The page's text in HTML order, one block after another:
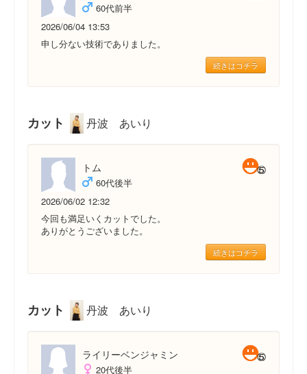
60代前半
2026/06/04 13:53
申し分ない技術でありました。
続きはコチラ
カット 丹波 あいり
トム
60代後半
2026/06/02 12:32
今回も満足いくカットでした。
ありがとうございました。
続きはコチラ
カット 丹波 あいり
ライリーベンジャミン
20代後半